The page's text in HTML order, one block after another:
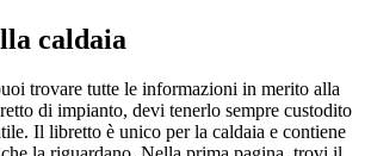
caldaia
trovare tutte le informazioni in merito alla
di impianto, devi tenerlo sempre custodito
Il libretto è unico per la caldaia e contiene